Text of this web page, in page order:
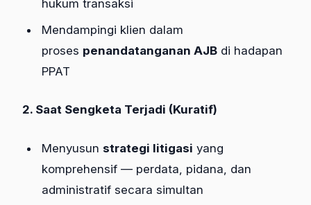
hukum transaksi
Mendampingi klien dalam
proses penandatanganan AJB di hadapan
PPAT
2. Saat Sengketa Terjadi (Kuratif)
Menyusun strategi litigasi yang
komprehensif — perdata, pidana, dan
administratif secara simultan